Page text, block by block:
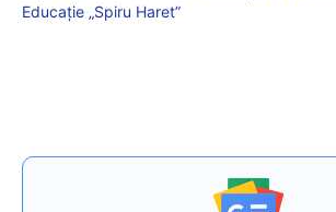
Educație „Spiru Haret”